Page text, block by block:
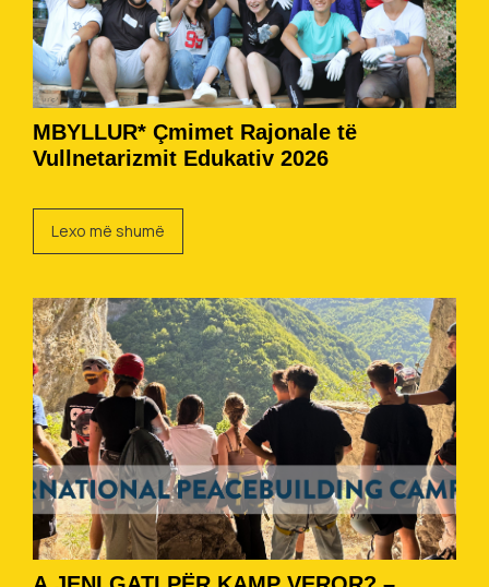
MBYLLUR* Çmimet Rajonale të
Vullnetarizmit Edukativ 2026
Lexo më shumë